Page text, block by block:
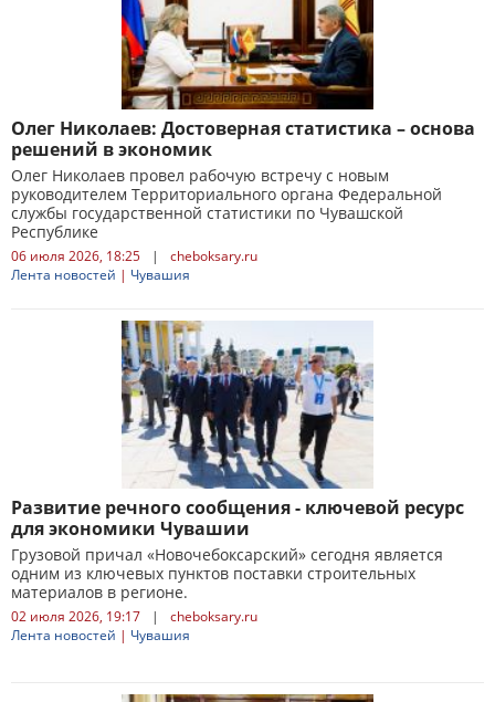
Олег Николаев: Достоверная статистика – основа
решений в экономик
Олег Николаев провел рабочую встречу с новым
руководителем Территориального органа Федеральной
службы государственной статистики по Чувашской
Республике
06 июля 2026, 18:25 |
cheboksary.ru
Лента новостей | Чувашия
Развитие речного сообщения - ключевой ресурс
для экономики Чувашии
Грузовой причал «Новочебоксарский» сегодня является
одним из ключевых пунктов поставки строительных
материалов в регионе.
02 июля 2026, 19:17 |
cheboksary.ru
Лента новостей | Чувашия